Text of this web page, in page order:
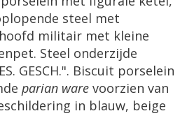
steel met
hoofd militair met kleine
. Steel onderzijde
. GESCH.". Biscuit porselein
parian ware voorzien van
in blauw, beige